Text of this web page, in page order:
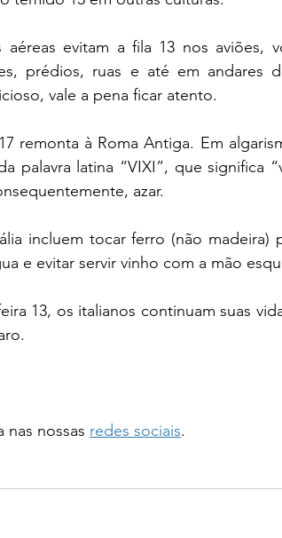
aéreas evitam a fila 13 nos aviões,
prédios, ruas e até em andares
vale a pena ficar atento.
remonta à Roma Antiga. Em
palavra latina “VIXI”, que significa
azar.
incluem tocar ferro (não madeira)
e evitar servir vinho com a mão
13, os italianos continuam suas
nas nossas redes sociais.